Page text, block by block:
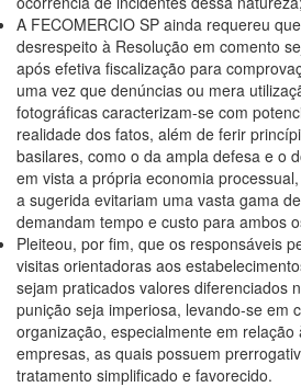
A FECOMERCIO SP ainda requereu
desrespeito à Resolução em comento
após efetiva fiscalização para
uma vez que denúncias ou mera
fotográficas caracterizam-se com
realidade dos fatos, além de ferir
basilares, como o da ampla defesa e o
em vista a própria economia
a sugerida evitariam uma vasta gama
demandam tempo e custo para ambos
Pleiteou, por fim, que os responsáveis
visitas orientadoras aos
sejam praticados valores diferenciados
punição seja imperiosa, levando-se em
organização, especialmente em
empresas, as quais possuem
tratamento simplificado e favorecido.